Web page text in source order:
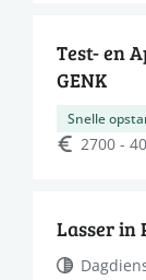
Test- en
GENK
Snelle
2700 -
Lasser in